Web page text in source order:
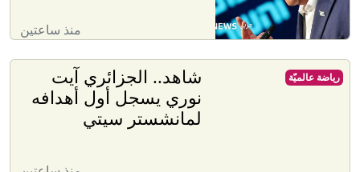
منذ ساعتين
شاهد.. الجزائري آيت
نوري يسجل أول أهدافه
لمانشستر سيتي
رياضة عالميّة